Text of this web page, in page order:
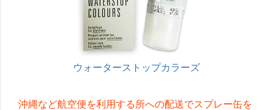
ウォーターストップカラーズ
沖縄など航空便を利用する所への配送でスプレー缶を